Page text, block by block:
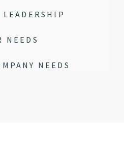
NEEDS
NEEDS